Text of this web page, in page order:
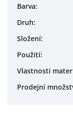
Barva:
Druh:
Složení:
Použití:
Vlastnosti
Prodejní